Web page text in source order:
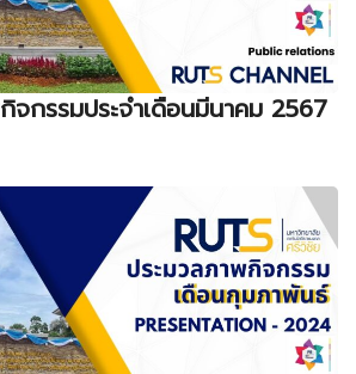
จกรรมประจำเดือนมีนาคม 2567